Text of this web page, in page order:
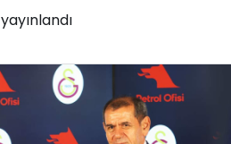
yayınlandı